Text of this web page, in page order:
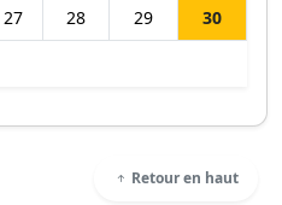
27 28 29
30
Retour en haut